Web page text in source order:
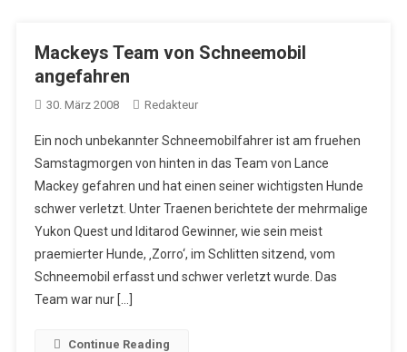
Mackeys Team von Schneemobil
angefahren
30. März 2008 Redakteur
Ein noch unbekannter Schneemobilfahrer ist am fruehen
Samstagmorgen von hinten in das Team von Lance
Mackey gefahren und hat einen seiner wichtigsten Hunde
schwer verletzt. Unter Traenen berichtete der mehrmalige
Yukon Quest und Iditarod Gewinner, wie sein meist
praemierter Hunde, ‚Zorro‘, im Schlitten sitzend, vom
Schneemobil erfasst und schwer verletzt wurde. Das
Team war nur […]
Continue Reading